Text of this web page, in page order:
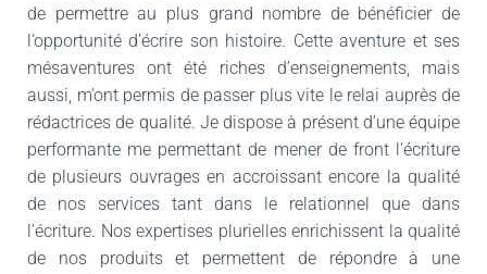
de permettre au plus grand nombre de bénéficier de
l’opportunité d’écrire son histoire. Cette aventure et ses
mésaventures ont été riches d’enseignements, mais
aussi, m’ont permis de passer plus vite le relai auprès de
rédactrices de qualité. Je dispose à présent d’une équipe
performante me permettant de mener de front l’écriture
de plusieurs ouvrages en accroissant encore la qualité
de nos services tant dans le relationnel que dans
l’écriture. Nos expertises plurielles enrichissent la qualité
de nos produits et permettent de répondre à une